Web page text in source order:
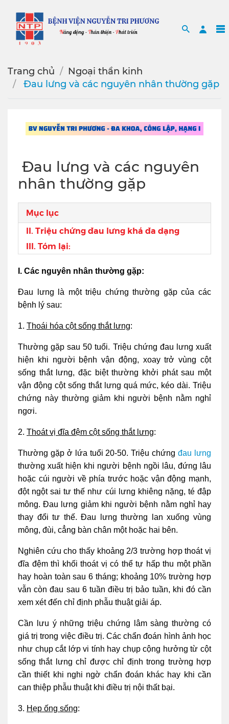
Search
Trang chủ
Ngoại thần kinh
️ Đau lưng và các nguyên nhân thường gặp
️ Đau lưng và các nguyên
nhân thường gặp
Mục lục
II. Triệu chứng đau lưng khá đa dạng
III. Tóm lại:
I. Các nguyên nhân thường gặp:
Đau lưng là một triệu chứng thường gặp của các
bệnh lý sau:
1. Thoái hóa cột sống thắt lưng:
Thường gặp sau 50 tuổi. Triệu chứng đau lưng xuất
hiện khi người bệnh vận động, xoay trở vùng cột
sống thắt lưng, đặc biệt thường khởi phát sau một
vận động cột sống thắt lưng quá mức, kéo dài. Triệu
chứng này thường giảm khi người bệnh nằm nghỉ
ngơi.
2. Thoát vị đĩa đệm cột sống thắt lưng:
Thường gặp ở lứa tuổi 20-50. Triệu chứngđau lưng
thường xuất hiện khi người bệnh ngồi lâu, đứng lâu
hoặc cúi người về phía trước hoặc vận động mạnh,
đột ngột sai tư thế như cúi lưng khiêng nặng, té đập
mông. Đau lưng giảm khi người bệnh nằm nghỉ hay
thay đổi tư thế. Đau lưng thường lan xuống vùng
mông, đùi, cẳng bàn chân một hoặc hai bên.
Nghiên cứu cho thấy khoảng 2/3 trường hợp thoát vị
đĩa đệm thì khối thoát vị có thể tự hấp thu một phần
hay hoàn toàn sau 6 tháng; khoảng 10% trường hợp
vẫn còn đau sau 6 tuần điều trị bảo tuần, khi đó cần
xem xét đến chỉ định phẫu thuật giải áp.
Cần lưu ý những triệu chứng lâm sàng thường có
giá trị trong việc điều trị. Các chẩn đoán hình ảnh học
như chụp cắt lớp vi tính hay chụp cộng hưởng từ cột
sống thắt lưng chỉ được chỉ định trong trường hợp
cần thiết khi nghi ngờ chẩn đoán khác hay khi cần
can thiệp phẫu thuật khi điều trị nội thất bại.
3. Hẹp ống sống: